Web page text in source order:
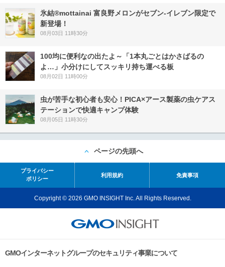
氷結®mottainai 富良野メロンがセブン‐イレブン限定で
新登場！
08月03日 11時30分
100均に便利なの出たよ～「1本丸ごとはかさばるの
よ…」小分けにしてスッキリ持ち運べる板
08月02日 11時00分
虫が苦手な初心者も安心！PICA×アース製薬の虫ケアス
テーションで快適キャンプ体験
08月05日 11時30分
ページの先頭へ
プライバシー
ポリシー
利用規約 免責事項
Copyright © 2026 GMO INSIGHT Inc. All Rights Reserved.
GMOインターネットグループのセキュリティ事業について